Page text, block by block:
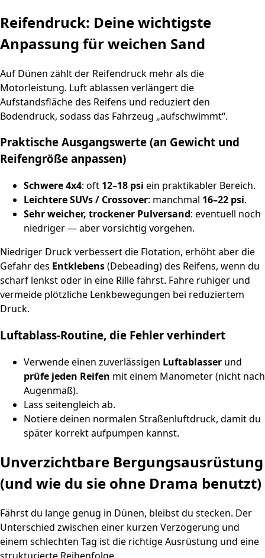
Reifendruck: Deine wichtigste
Anpassung für weichen Sand
Auf Dünen zählt der Reifendruck mehr als die
Motorleistung. Luft ablassen verlängert die
Aufstandsfläche des Reifens und reduziert den
Bodendruck, sodass das Fahrzeug „aufschwimmt“.
Praktische Ausgangswerte (an Gewicht und
Reifengröße anpassen)
Schwere 4x4: oft 12–18 psi ein praktikabler Bereich.
Leichtere SUVs / Crossover: manchmal 16–22 psi.
Sehr weicher, trockener Pulversand: eventuell noch
niedriger — aber vorsichtig vorgehen.
Niedriger Druck verbessert die Flotation, erhöht aber die
Gefahr des Entklebens(Debeading) des Reifens, wenn du
scharf lenkst oder in eine Rille fährst. Fahre ruhiger und
vermeide plötzliche Lenkbewegungen bei reduziertem
Druck.
Luftablass‑Routine, die Fehler verhindert
Verwende einen zuverlässigen Luftablasser und
prüfe jeden Reifen mit einem Manometer (nicht nach
Augenmaß).
Lass seitengleich ab.
Notiere deinen normalen Straßenluftdruck, damit du
später korrekt aufpumpen kannst.
Unverzichtbare Bergungsausrüstung
(und wie du sie ohne Drama benutzt)
Fährst du lange genug in Dünen, bleibst du stecken. Der
Unterschied zwischen einer kurzen Verzögerung und
einem schlechten Tag ist die richtige Ausrüstung und eine